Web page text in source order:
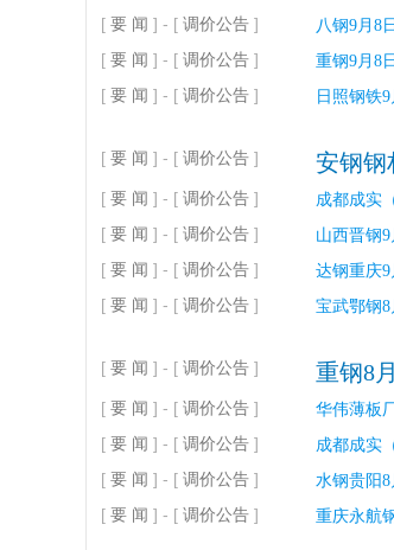
[ 要 闻 ] - [ 调价公告 ] 八钢9月8
[ 要 闻 ] - [ 调价公告 ] 重钢9月8
[ 要 闻 ] - [ 调价公告 ] 日照钢铁
[ 要 闻 ] - [ 调价公告 ] 安钢钢
[ 要 闻 ] - [ 调价公告 ] 成都成实
[ 要 闻 ] - [ 调价公告 ] 山西晋钢
[ 要 闻 ] - [ 调价公告 ] 达钢重庆
[ 要 闻 ] - [ 调价公告 ] 宝武鄂钢
[ 要 闻 ] - [ 调价公告 ] 重钢8
[ 要 闻 ] - [ 调价公告 ] 华伟薄板
[ 要 闻 ] - [ 调价公告 ] 成都成实
[ 要 闻 ] - [ 调价公告 ] 水钢贵阳
[ 要 闻 ] - [ 调价公告 ] 重庆永航